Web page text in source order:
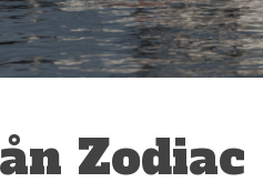
Zodiac